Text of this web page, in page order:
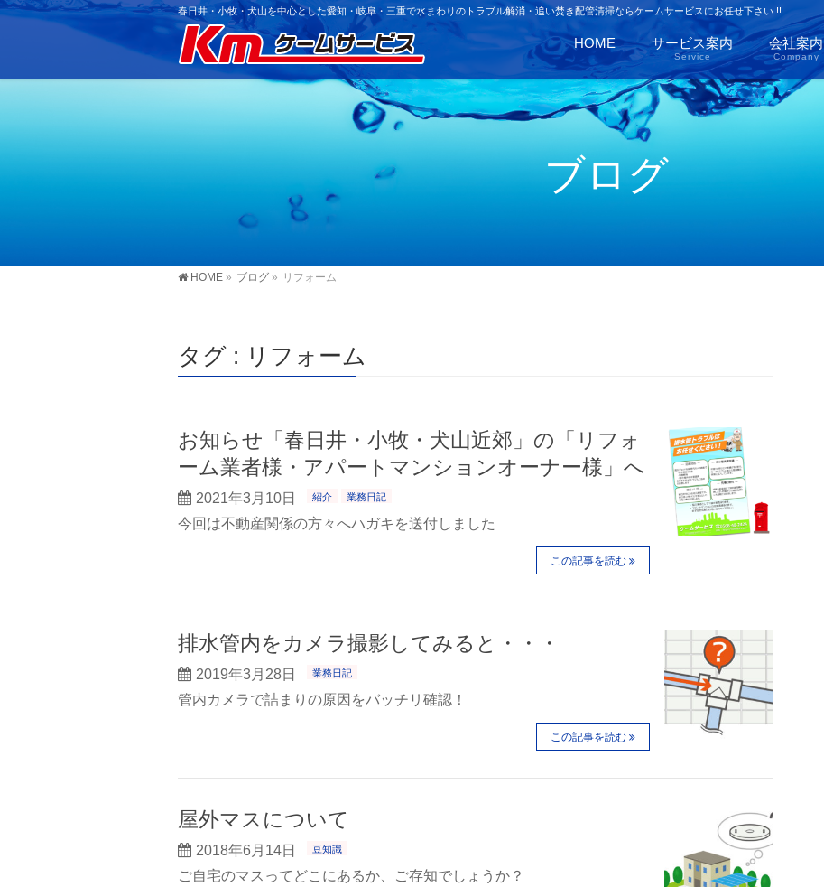
春日井・小牧・犬山を中心とした愛知・岐阜・三重で水まわりのトラブル解消・追い焚き配管清掃ならケームサービスにお任せ下さい !!
HOME サービス案内
Service
会社案内
Company
ブログ
HOME » ブログ » リフォーム
タグ : リフォーム
お知らせ「春日井・小牧・犬山近郊」の「リフォ
ーム業者様・アパートマンションオーナー様」へ
2021年3月10日 紹介 業務日記
今回は不動産関係の方々へハガキを送付しました
この記事を読む
排水管内をカメラ撮影してみると・・・
2019年3月28日 業務日記
管内カメラで詰まりの原因をバッチリ確認！
この記事を読む
屋外マスについて
2018年6月14日 豆知識
ご自宅のマスってどこにあるか、ご存知でしょうか？